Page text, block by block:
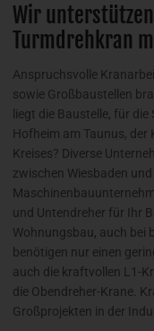
Wir
Turmdrehkran
Anspruchsvolle
sowie Großbaustellen
liegt die Baustelle, für die
Hofheim am Taunus, der
Kreises? Diverse
zwischen Wiesbaden
und Untendreher für Ihr
Wohnungsbau, auch bei
benötigen nur einen
auch die kraftvollen L1-
die Obendreher-Krane.
Großprojekten in der